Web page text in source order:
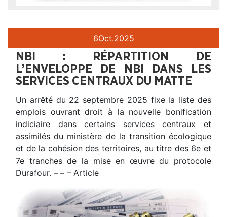
6Oct.2025
NBI : RÉPARTITION DE
L’ENVELOPPE DE NBI DANS LES
SERVICES CENTRAUX DU MATTE
Un arrêté du 22 septembre 2025 fixe la liste des
emplois ouvrant droit à la nouvelle bonification
indiciaire dans certains services centraux et
assimilés du ministère de la transition écologique
et de la cohésion des territoires, au titre des 6e et
7e tranches de la mise en œuvre du protocole
Durafour. – – – Article